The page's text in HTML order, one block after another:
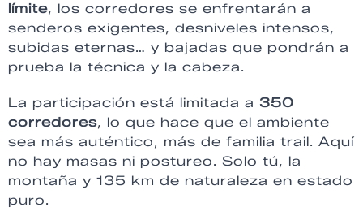
límite, los corredores se enfrentarán a
senderos exigentes, desniveles intensos,
subidas eternas… y bajadas que pondrán a
prueba la técnica y la cabeza.
La participación está limitada a 350
corredores, lo que hace que el ambiente
sea más auténtico, más de familia trail. Aquí
no hay masas ni postureo. Solo tú, la
montaña y 135 km de naturaleza en estado
puro.